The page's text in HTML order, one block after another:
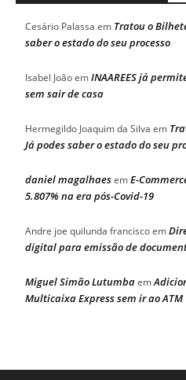
Cesário Palassa em Tratou o
saber o estado do seu processo
Isabel JoãoemINAAREES já
sem sair de casa
Hermegildo Joaquim da Silva em
Já podes saber o estado do seu
daniel magalhaesemE-
5.807% na era pós-Covid-19
Andre joe quilunda franciscoem
digital para emissão de
Miguel Simão Lutumbaem
Multicaixa Express sem ir ao ATM